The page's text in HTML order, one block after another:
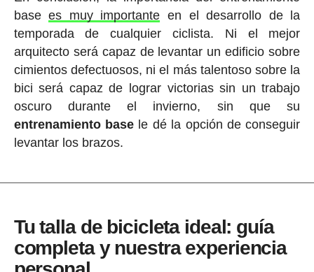
basees muy importante en el desarrollo de la
temporada de cualquier ciclista. Ni el mejor
arquitecto será capaz de levantar un edificio sobre
cimientos defectuosos, ni el más talentoso sobre la
bici será capaz de lograr victorias sin un trabajo
oscuro durante el invierno, sin que su
entrenamiento base le dé la opción de conseguir
levantar los brazos.
Tu talla de bicicleta ideal: guía
completa y nuestra experiencia